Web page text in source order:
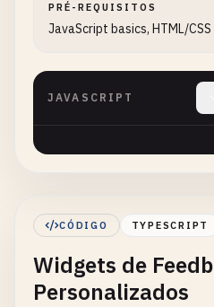
PRÉ-REQUISITOS
JavaScript basics, HTML/CSS
JAVASCRIPT
CÓDIGO TYPESCRIPT
Widgets de
Personalizados